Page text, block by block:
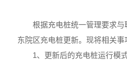
根据充电桩统一管理要求
东院区充电桩更新。现将相关事
1、更新后的充电桩运行模